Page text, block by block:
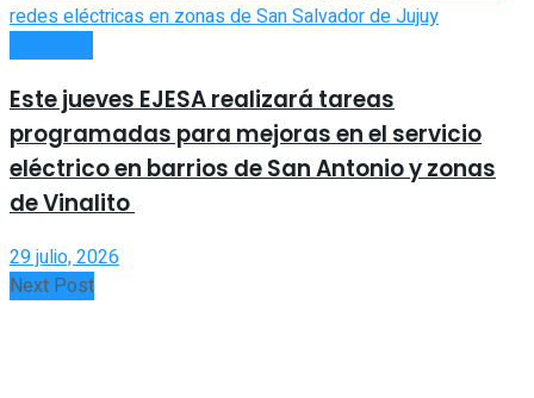
Este jueves EJESA realizará tareas
programadas para mejoras en el servicio
eléctrico en barrios de San Antonio y zonas
de Vinalito
29 julio, 2026
Next Post